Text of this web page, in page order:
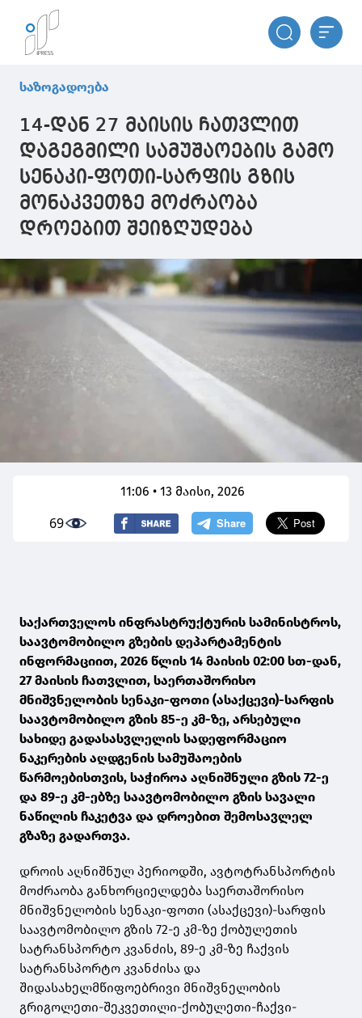
საზოგადოება
14-დან 27 მაისის ჩათვლით
დაგეგმილი სამუშაოების გამო
სენაკი-ფოთი-სარფის გზის
მონაკვეთზე მოძრაობა
დროებით შეიზღუდება
11:06 • 13 მაისი, 2026
69
საქართველოს ინფრასტრუქტურის სამინისტროს,
საავტომობილო გზების დეპარტამენტის
ინფორმაციით, 2026 წლის 14 მაისის 02:00 სთ-დან,
27 მაისის ჩათვლით, საერთაშორისო
მნიშვნელობის სენაკი-ფოთი (ასაქცევი)-სარფის
საავტომობილო გზის 85-ე კმ-ზე, არსებული
სახიდე გადასასვლელის სადეფორმაციო
ნაკერების აღდგენის სამუშაოების
წარმოებისთვის, საჭიროა აღნიშნული გზის 72-ე
და 89-ე კმ-ებზე საავტომობილო გზის სავალი
ნაწილის ჩაკეტვა და დროებით შემოსავლელ
გზაზე გადართვა.
დროის აღნიშნულ პერიოდში, ავტოტრანსპორტის
მოძრაობა განხორციელდება საერთაშორისო
მნიშვნელობის სენაკი-ფოთი (ასაქცევი)-სარფის
საავტომობილო გზის 72-ე კმ-ზე ქობულეთის
სატრანსპორტო კვანძის, 89-ე კმ-ზე ჩაქვის
სატრანსპორტო კვანძისა და
შიდასახელმწიფოებრივი მნიშვნელობის
გრიგოლეთი-შეკვეთილი-ქობულეთი-ჩაქვი-